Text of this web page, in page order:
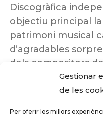
Gestionar
de les
Per oferir les millors
Discogràfica
objectiu principal
patrimoni musical
d’agradables
dels compositors
insuficientment